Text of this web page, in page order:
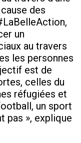
des
un
au travers
les personnes
est de
celles du
réfugiées et
un sport
pas », explique